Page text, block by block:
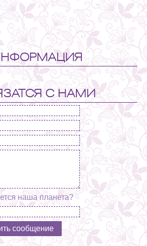
С НАМИ
наша планета?